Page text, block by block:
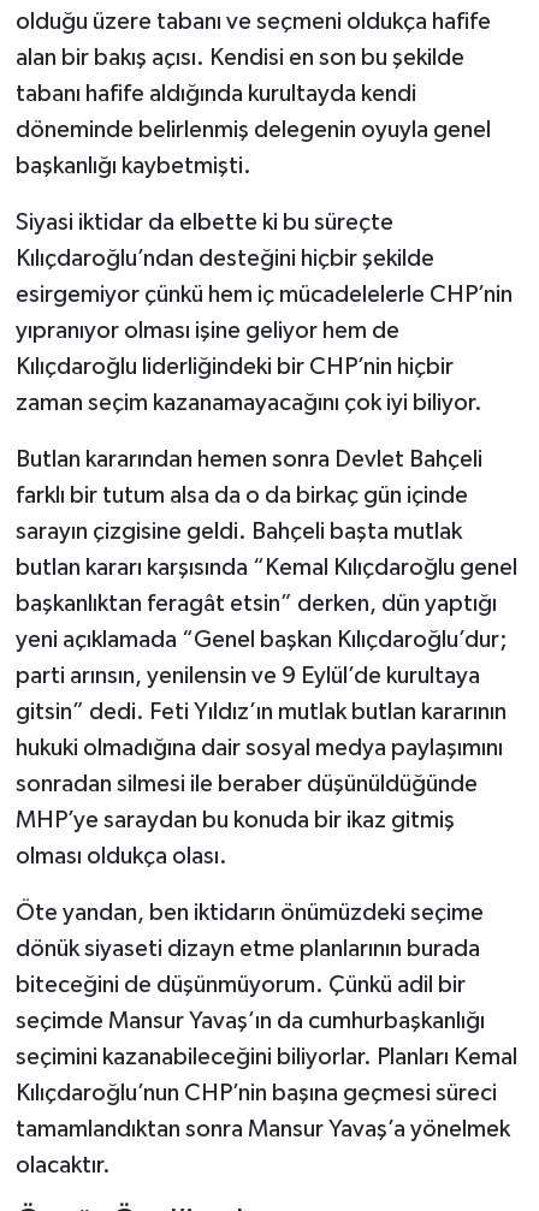
olduğu üzere tabanı ve seçmeni oldukça hafife
alan bir bakış açısı. Kendisi en son bu şekilde
tabanı hafife aldığında kurultayda kendi
döneminde belirlenmiş delegenin oyuyla genel
başkanlığı kaybetmişti.
Siyasi iktidar da elbette ki bu süreçte
Kılıçdaroğlu’ndan desteğini hiçbir şekilde
esirgemiyor çünkü hem iç mücadelelerle CHP’nin
yıpranıyor olması işine geliyor hem de
Kılıçdaroğlu liderliğindeki bir CHP’nin hiçbir
zaman seçim kazanamayacağını çok iyi biliyor.
Butlan kararından hemen sonra Devlet Bahçeli
farklı bir tutum alsa da o da birkaç gün içinde
sarayın çizgisine geldi. Bahçeli başta mutlak
butlan kararı karşısında “Kemal Kılıçdaroğlu genel
başkanlıktan feragât etsin” derken, dün yaptığı
yeni açıklamada “Genel başkan Kılıçdaroğlu’dur;
parti arınsın, yenilensin ve 9 Eylül’de kurultaya
gitsin” dedi. Feti Yıldız’ın mutlak butlan kararının
hukuki olmadığına dair sosyal medya paylaşımını
sonradan silmesi ile beraber düşünüldüğünde
MHP’ye saraydan bu konuda bir ikaz gitmiş
olması oldukça olası.
Öte yandan, ben iktidarın önümüzdeki seçime
dönük siyaseti dizayn etme planlarının burada
biteceğini de düşünmüyorum. Çünkü adil bir
seçimde Mansur Yavaş’ın da cumhurbaşkanlığı
seçimini kazanabileceğini biliyorlar. Planları Kemal
Kılıçdaroğlu’nun CHP’nin başına geçmesi süreci
tamamlandıktan sonra Mansur Yavaş’a yönelmek
olacaktır.